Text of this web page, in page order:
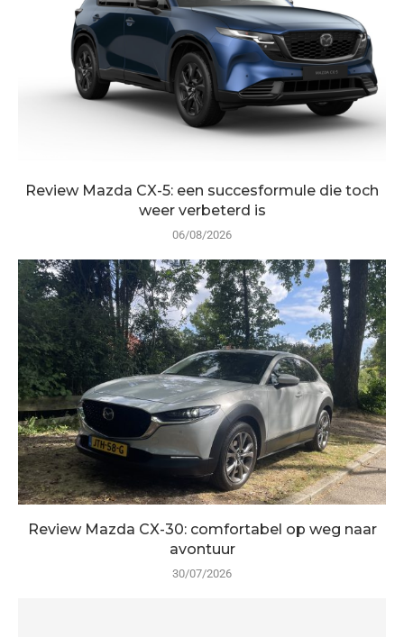
Review Mazda CX-5: een succesformule die toch
weer verbeterd is
06/08/2026
Review Mazda CX-30: comfortabel op weg naar
avontuur
30/07/2026